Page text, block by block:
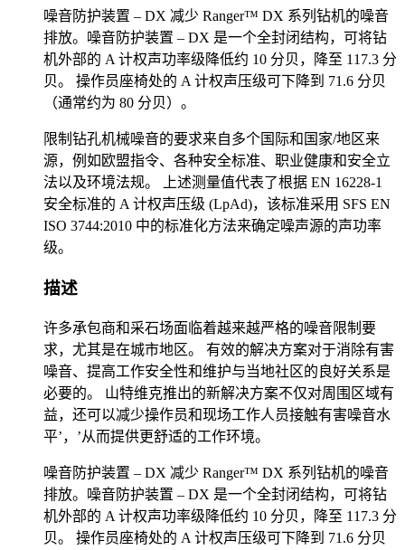
噪音防护装置 – DX 减少 Ranger™ DX 系列钻机的噪音
排放。噪音防护装置 – DX 是一个全封闭结构，可将钻
机外部的 A 计权声功率级降低约 10 分贝，降至 117.3 分
贝。 操作员座椅处的 A 计权声压级可下降到 71.6 分贝
（通常约为 80 分贝）。
限制钻孔机械噪音的要求来自多个国际和国家/地区来
源，例如欧盟指令、各种安全标准、职业健康和安全立
法以及环境法规。 上述测量值代表了根据 EN 16228-1
安全标准的 A 计权声压级 (LpAd)，该标准采用 SFS EN
ISO 3744:2010 中的标准化方法来确定噪声源的声功率
级。
描述
许多承包商和采石场面临着越来越严格的噪音限制要
求，尤其是在城市地区。 有效的解决方案对于消除有害
噪音、提高工作安全性和维护与当地社区的良好关系是
必要的。 山特维克推出的新解决方案不仅对周围区域有
益，还可以减少操作员和现场工作人员接触有害噪音水
平’，’从而提供更舒适的工作环境。
噪音防护装置 – DX 减少 Ranger™ DX 系列钻机的噪音
排放。噪音防护装置 – DX 是一个全封闭结构，可将钻
机外部的 A 计权声功率级降低约 10 分贝，降至 117.3 分
贝。 操作员座椅处的 A 计权声压级可下降到 71.6 分贝